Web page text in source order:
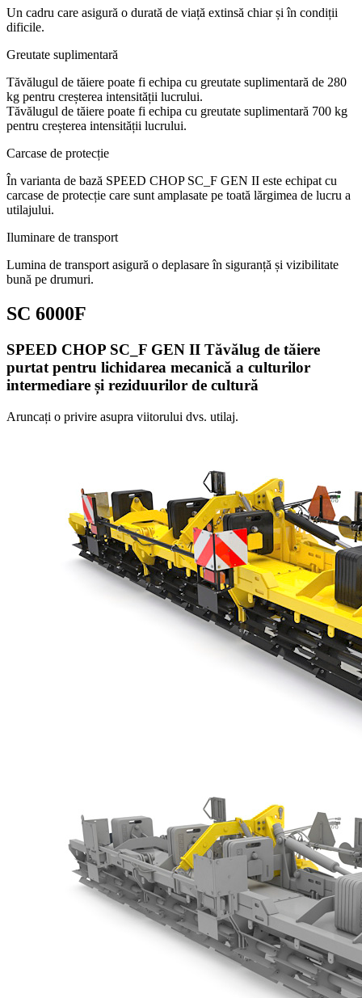
Un cadru care asigură o durată de viață extinsă chiar și în condiții
dificile.
Greutate suplimentară
Tăvălugul de tăiere poate fi echipa cu greutate suplimentară de 280
kg pentru creșterea intensității lucrului.
Tăvălugul de tăiere poate fi echipa cu greutate suplimentară 700 kg
pentru creșterea intensității lucrului.
Carcase de protecție
În varianta de bază SPEED CHOP SC_F GEN II este echipat cu
carcase de protecție care sunt amplasate pe toată lărgimea de lucru a
utilajului.
Iluminare de transport
Lumina de transport asigură o deplasare în siguranță și vizibilitate
bună pe drumuri.
SC 6000F
SPEED CHOP SC_F GEN II Tăvălug de tăiere
purtat pentru lichidarea mecanică a culturilor
intermediare și reziduurilor de cultură
Aruncați o privire asupra viitorului dvs. utilaj.